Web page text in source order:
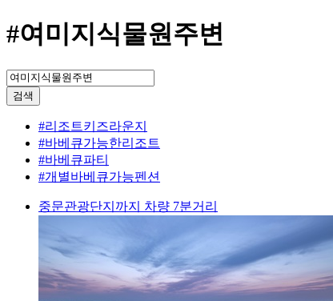
#여미지식물원주변
검색
#리조트키즈라운지
#바베큐가능한리조트
#바베큐파티
#개별바베큐가능펜션
중문관광단지까지 차량 7분거리